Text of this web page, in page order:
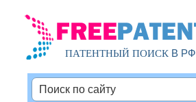
ПАТЕНТНЫЙ ПОИСКВ РФ